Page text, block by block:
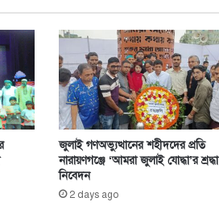
জুলাই গণঅভ্যুত্থানের শহীদদের প্রতি
নারায়ণগঞ্জে ‘আমরা জুলাই যোদ্ধা’র শ্রদ্ধা
নিবেদন
2 days ago